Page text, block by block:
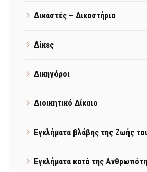
Δικαστές – Δικαστήρια
Δίκες
Δικηγόροι
Διοικητικό Δίκαιο
Εγκλήματα βλάβης της Ζωής
Εγκλήματα κατά της